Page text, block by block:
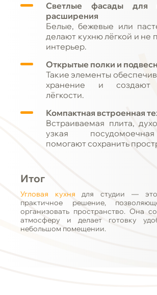
Светлые фасады для
расширения
Белые, бежевые или
делают кухню лёгкой и не
интерьер.
Открытые полки и
Такие элементы
хранение и создают
лёгкости.
Компактная встроенная
Встраиваемая плита,
узкая
помогают сохранить
Итог
Угловая кухня для студии —
практичное решение,
организовать пространство. Она
атмосферу и делает готовку
небольшом помещении.